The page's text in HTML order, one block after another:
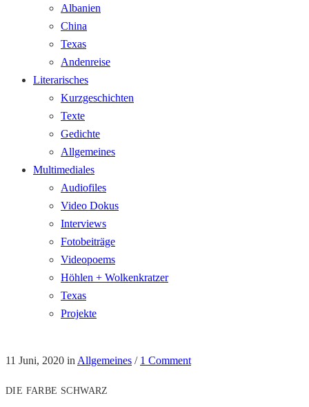
Albanien
China
Texas
Andenreise
Literarisches
Kurzgeschichten
Texte
Gedichte
Allgemeines
Multimediales
Audiofiles
Video Dokus
Interviews
Fotobeiträge
Videopoems
Höhlen + Wolkenkratzer
Texas
Projekte
11 Juni, 2020 in Allgemeines / 1 Comment
DIE FARBE SCHWARZ